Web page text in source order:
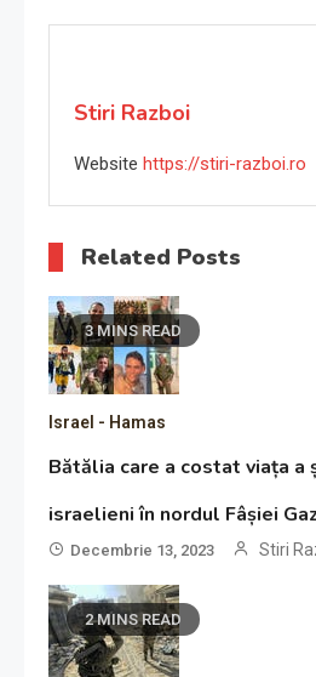
Stiri Razboi
Website https://stiri-razboi.ro
Related Posts
3 MINS READ
Israel - Hamas
Bătălia care a costat viața a
israelieni în nordul Fâșiei
Decembrie 13, 2023 Stiri
2 MINS READ